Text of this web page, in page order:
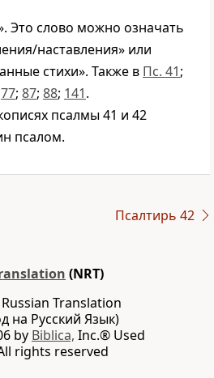
Это слово можно означать
наставления» или
стихи». Также в Пс. 41;
77; 87; 88; 141.
псалмы 41 и 42
псалом.
Псалтирь 42
(NRT)
Translation
на Русский Язык)
by Biblica, Inc.® Used
rights reserved